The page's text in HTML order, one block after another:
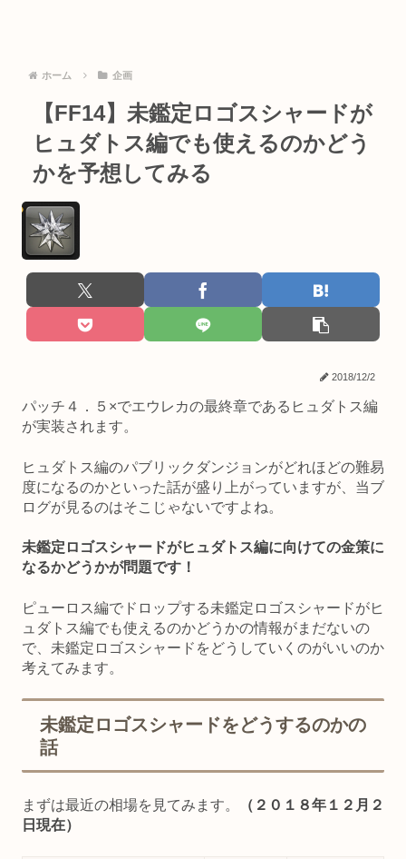
ホーム 企画
【FF14】未鑑定ロゴスシャードが
ヒュダトス編でも使えるのかどう
かを予想してみる
2018/12/2
パッチ４．５×でエウレカの最終章であるヒュダトス編
が実装されます。
ヒュダトス編のパブリックダンジョンがどれほどの難易
度になるのかといった話が盛り上がっていますが、当ブ
ログが見るのはそこじゃないですよね。
未鑑定ロゴスシャードがヒュダトス編に向けての金策に
なるかどうかが問題です！
ピューロス編でドロップする未鑑定ロゴスシャードがヒ
ュダトス編でも使えるのかどうかの情報がまだないの
で、未鑑定ロゴスシャードをどうしていくのがいいのか
考えてみます。
未鑑定ロゴスシャードをどうするのかの
話
まずは最近の相場を見てみます。
（２０１８年１２月２
日現在）